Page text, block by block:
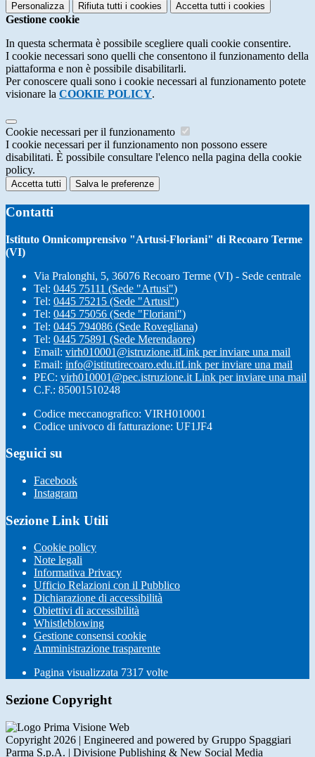
Personalizza Rifiuta tutti i cookies Accetta tutti i cookies
Gestione cookie
In questa schermata è possibile scegliere quali cookie consentire.
I cookie necessari sono quelli che consentono il funzionamento della
piattaforma e non è possibile disabilitarli.
Per conoscere quali sono i cookie necessari al funzionamento potete
visionare la COOKIE POLICY.
Cookie necessari per il funzionamento
I cookie necessari per il funzionamento non possono essere
disabilitati. È possibile consultare l'elenco nella pagina della cookie
policy.
Accetta tutti Salva le preferenze
Contatti
Istituto Onnicomprensivo "Artusi-Floriani" di Recoaro Terme
(VI)
Via Pralonghi, 5, 36076 Recoaro Terme (VI) - Sede centrale
Tel: 0445 75111 (Sede "Artusi")
Tel: 0445 75215 (Sede "Artusi")
Tel: 0445 75056 (Sede "Floriani")
Tel: 0445 794086 (Sede Rovegliana)
Tel: 0445 75891 (Sede Merendaore)
Email: virh010001@istruzione.itLink per inviare una mail
Email: info@istitutirecoaro.edu.itLink per inviare una mail
PEC: virh010001@pec.istruzione.it Link per inviare una mail
C.F.: 85001510248
Codice meccanografico: VIRH010001
Codice univoco di fatturazione: UF1JF4
Seguici su
Facebook
Instagram
Sezione Link Utili
Cookie policy
Note legali
Informativa Privacy
Ufficio Relazioni con il Pubblico
Dichiarazione di accessibilità
Obiettivi di accessibilità
Whistleblowing
Gestione consensi cookie
Amministrazione trasparente
Pagina visualizzata 7317 volte
Sezione Copyright
Copyright 2026 | Engineered and powered by Gruppo Spaggiari
Parma S.p.A. | Divisione Publishing & New Social Media